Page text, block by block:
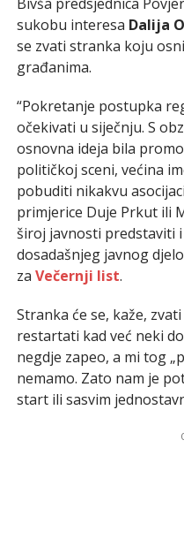
sukobu interesa Dalija
se zvati stranka koju
građanima.
“Pokretanje postupka
očekivati u siječnju. S
osnovna ideja bila
političkoj sceni, većina
pobuditi nikakvu
primjerice Duje Prkut ili
široj javnosti predstaviti
dosadašnjeg javnog
za Večernji list.
Stranka će se, kaže,
restartati kad već neki
negdje zapeo, a mi tog
nemamo. Zato nam je
start ili sasvim